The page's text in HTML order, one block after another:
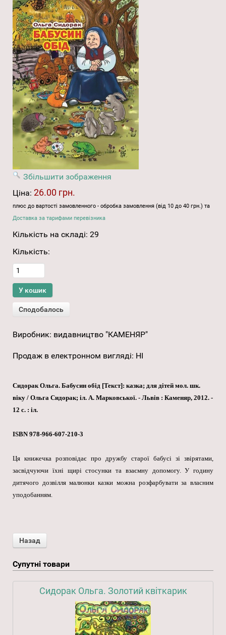
Збільшити зображення
Ціна: 26.00 грн.
плюс до вартості замовленного - обробка замовлення (від 10 до 40 грн.) та
Доставка за тарифами перевізника
Кількість на складі: 29
Кількість:
Виробник: видавництво "КАМЕНЯР"
Продаж в електронном вигляді: НІ
Cидорак Ольга. Бабусин обід [Текст]: казка; для дітей мол. шк.
віку / Ольга Сидорак; іл. А. Марковської. - Львів : Каменяр, 2012. -
12 с. : іл.
ISBN 978-966-607-210-3
Ця книжечка розповідає про дружбу старої бабусі зі звірятами,
засвідчуючи їхні щирі стосунки та взаємну допомогу. У годину
дитячого дозвілля малюнки казки можна розфарбувати за власним
уподобанням.
Супутні товари
Сидорак Ольга. Золотий квіткарик